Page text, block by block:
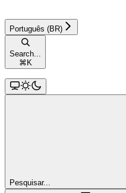
Português (BR)
Search...
⌘ K
Pesquisar...